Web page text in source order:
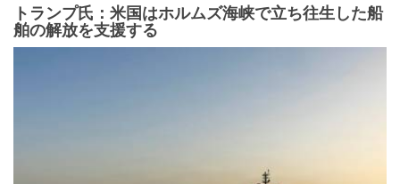
トランプ氏：米国はホルムズ海峡で立ち往生した船
舶の解放を支援する